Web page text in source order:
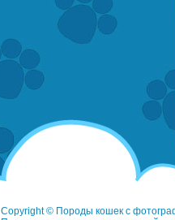
Copyright © Породы кошек с